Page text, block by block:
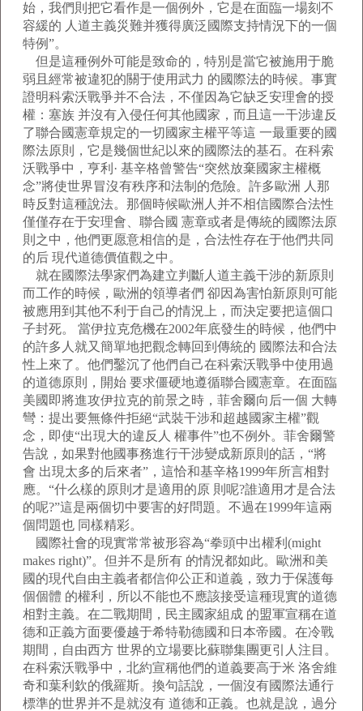
始，我們則把它看作是一個例外，它是在面臨一場刻不
容緩的 人道主義災難并獲得廣泛國際支持情況下的一個
特例”。
但是這種例外可能是致命的，特別是當它被施用于脆
弱且經常被違犯的關于使用武力 的國際法的時候。事實
證明科索沃戰爭并不合法，不僅因為它缺乏安理會的授
權：塞族 并沒有入侵任何其他國家，而且這一干涉違反
了聯合國憲章規定的一切國家主權平等這 一最重要的國
際法原則，它是幾個世紀以來的國際法的基石。在科索
沃戰爭中，亨利· 基辛格曾警告“突然放棄國家主權概
念”將使世界冒沒有秩序和法制的危險。許多歐洲 人那
時反對這種說法。那個時候歐洲人并不相信國際合法性
僅僅存在于安理會、聯合國 憲章或者是傳統的國際法原
則之中，他們更愿意相信的是，合法性存在于他們共同
的后 現代道德價值觀之中。
就在國際法學家們為建立判斷人道主義干涉的新原則
而工作的時候，歐洲的領導者們 卻因為害怕新原則可能
被應用到其他不利于自己的情況上，而決定要把這個口
子封死。 當伊拉克危機在2002年底發生的時候，他們中
的許多人就又簡單地把觀念轉回到傳統的 國際法和合法
性上來了。他們鑿沉了他們自己在科索沃戰爭中使用過
的道德原則，開始 要求僵硬地遵循聯合國憲章。在面臨
美國即將進攻伊拉克的前景之時，菲舍爾向后一個 大轉
彎：提出要無條件拒絕“武裝干涉和超越國家主權”觀
念，即使“出現大的違反人 權事件”也不例外。菲舍爾警
告說，如果對他國事務進行干涉變成新原則的話，“將
會 出現太多的后來者”，這恰和基辛格1999年所言相對
應。“什么樣的原則才是適用的原 則呢?誰適用才是合法
的呢?”這是兩個切中要害的好問題。不過在1999年這兩
個問題也 同樣精彩。
國際社會的現實常常被形容為“拳頭中出權利(might
makes right)”。但并不是所有 的情況都如此。歐洲和美
國的現代自由主義者都信仰公正和道義，致力于保護每
個個體 的權利，所以不能也不應該接受這種現實的道德
相對主義。在二戰期間，民主國家組成 的盟軍宣稱在道
德和正義方面要優越于希特勒德國和日本帝國。在冷戰
期間，自由西方 世界的立場要比蘇聯集團更引人注目。
在科索沃戰爭中，北約宣稱他們的道義要高于米 洛舍維
奇和葉利欽的俄羅斯。換句話說，一個沒有國際法通行
標準的世界并不是就沒有 道德和正義。也就是說，過分